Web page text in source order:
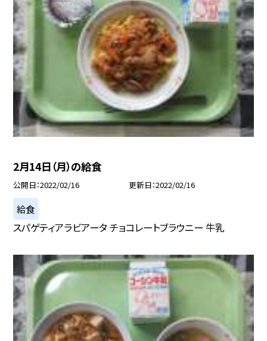
2月14日（月）の給食
公開日 2022/02/16 更新日 2022/02/16
給食
スパゲティアラビアータ チョコレートブラウニー 牛乳